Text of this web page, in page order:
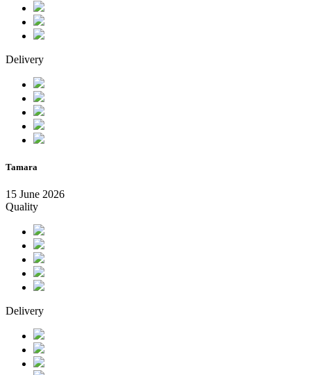
Delivery
Tamara
15 June 2026
Quality
Delivery